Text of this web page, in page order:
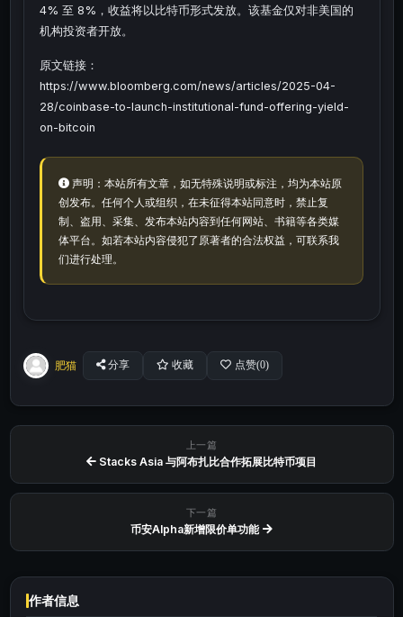
4% 至 8%，收益将以比特币形式发放。该基金仅对非美国的
机构投资者开放。
原文链接：
https://www.bloomberg.com/news/articles/2025-04-
28/coinbase-to-launch-institutional-fund-offering-yield-
on-bitcoin
声明：本站所有文章，如无特殊说明或标注，均为本站原
创发布。任何个人或组织，在未征得本站同意时，禁止复
制、盗用、采集、发布本站内容到任何网站、书籍等各类媒
体平台。如若本站内容侵犯了原著者的合法权益，可联系我
们进行处理。
肥猫 分享 收藏 点赞(0)
上一篇
Stacks Asia 与阿布扎比合作拓展比特币项目
下一篇
币安Alpha新增限价单功能
作者信息